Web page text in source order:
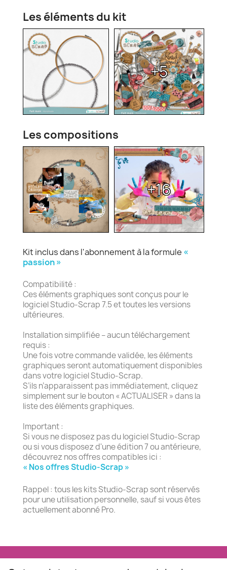
Les éléments du kit
+5
Les compositions
+16
Kit inclus dans l'abonnement à la formule «
passion »
Compatibilité :
Ces éléments graphiques sont conçus pour le
logiciel Studio-Scrap 7.5 et toutes les versions
ultérieures.
Installation simplifiée – aucun téléchargement
requis :
Une fois votre commande validée, les éléments
graphiques seront automatiquement disponibles
dans votre logiciel Studio-Scrap.
S’ils n’apparaissent pas immédiatement, cliquez
simplement sur le bouton « ACTUALISER » dans la
liste des éléments graphiques.
Important :
Si vous ne disposez pas du logiciel Studio-Scrap
ou si vous disposez d'une édition 7 ou antérieure,
découvrez nos offres compatibles ici :
« Nos offres Studio-Scrap »
Rappel : tous les kits Studio-Scrap sont réservés
pour une utilisation personnelle, sauf si vous êtes
actuellement abonné Pro.